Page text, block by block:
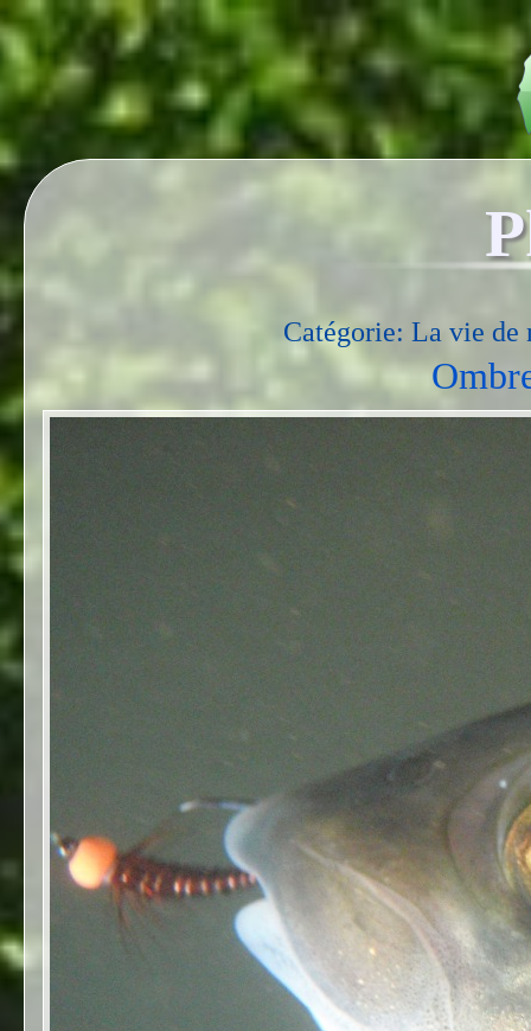
Catégorie: La vie de